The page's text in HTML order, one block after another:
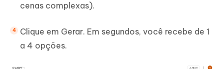
cenas complexas).
Clique em Gerar. Em segundos, você recebe de 1
a 4 opções.